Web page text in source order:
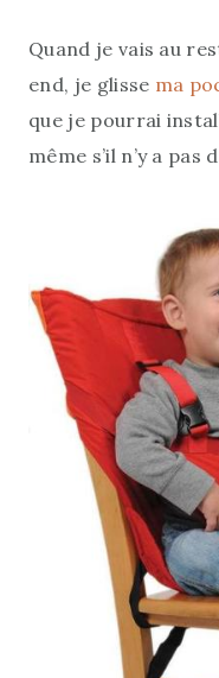
Quand je vais au
end, je glisse ma
que je pourrai
même s’il n’y a pas